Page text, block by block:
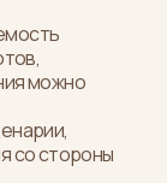
можно
со стороны